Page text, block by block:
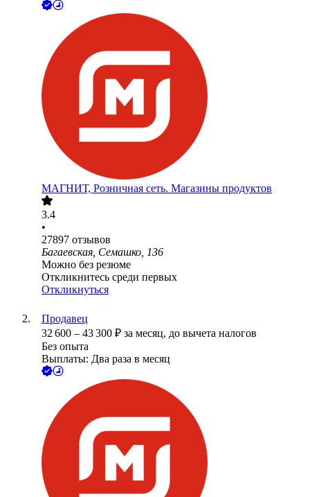
МАГНИТ, Розничная сеть. Магазины продуктов
3.4
•
27897 отзывов
Багаевская, Семашко, 136
Можно без резюме
Откликнитесь среди первых
Откликнуться
Продавец
32 600 – 43 300 ₽ за месяц, до вычета налогов
Без опыта
Выплаты: Два раза в месяц